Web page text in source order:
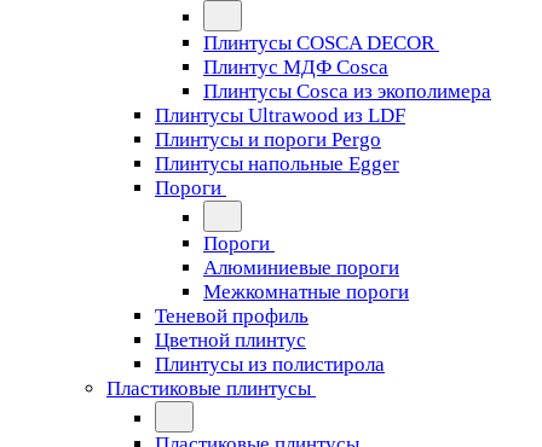
Плинтусы COSCA DECOR
Плинтус МДФ Cosca
Плинтусы Cosca из экополимера
Плинтусы Ultrawood из LDF
Плинтусы и пороги Pergo
Плинтусы напольные Egger
Пороги
Пороги
Алюминиевые пороги
Межкомнатные пороги
Теневой профиль
Цветной плинтус
Плинтусы из полистирола
Пластиковые плинтусы